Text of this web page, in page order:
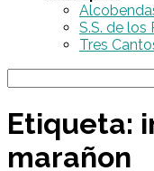
S.S. de los
Tres
Etiqueta:
marañon